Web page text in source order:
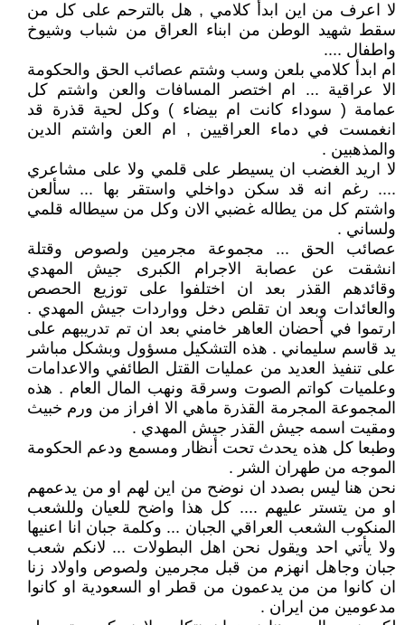
لا اعرف من اين ابدأ كلامي , هل بالترحم على كل من
سقط شهيد الوطن من ابناء العراق من شباب وشيوخ
واطفال ....
ام ابدأ كلامي بلعن وسب وشتم عصائب الحق والحكومة
الا عراقية ... ام اختصر المسافات والعن واشتم كل
عمامة ( سوداء كانت ام بيضاء ) وكل لحية قذرة قد
انغمست في دماء العراقيين , ام العن واشتم الدين
والمذهبين .
لا اريد الغضب ان يسيطر على قلمي ولا على مشاعري
.... رغم انه قد سكن دواخلي واستقر بها ... سألعن
واشتم كل من يطاله غضبي الان وكل من سيطاله قلمي
ولساني .
عصائب الحق ... مجموعة مجرمين ولصوص وقتلة
انشقت عن عصابة الاجرام الكبرى جيش المهدي
وقائدهم القذر بعد ان اختلفوا على توزيع الحصص
والعائدات وبعد ان تقلص دخل وواردات جيش المهدي .
ارتموا في أحضان العاهر خامني بعد ان تم تدريبهم على
يد قاسم سليماني . هذه التشكيل مسؤول وبشكل مباشر
على تنفيذ العديد من عمليات القتل الطائفي والاعدامات
وعلميات كواتم الصوت وسرقة ونهب المال العام . هذه
المجموعة المجرمة القذرة ماهي الا افراز من ورم خبيث
ومقيت اسمه جيش القذر جيش المهدي .
وطبعا كل هذه يحدث تحت أنظار ومسمع ودعم الحكومة
الموجه من طهران الشر .
نحن هنا ليس بصدد ان نوضح من اين لهم او من يدعمهم
او من يتستر عليهم .... كل هذا واضح للعيان وللشعب
المنكوب الشعب العراقي الجبان ... وكلمة جبان انا اعنيها
ولا يأتي احد ويقول نحن اهل البطولات ... لانكم شعب
جبان وجاهل انهزم من قبل مجرمين ولصوص واولاد زنا
ان كانوا من من يدعمون من قطر او السعودية او كانوا
مدعومين من ايران .